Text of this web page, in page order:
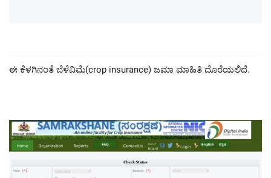
ಈ ಕೆಳಗಿನಂತೆ ಬೆಳೆವಿಮೆ(crop insurance) ಜಮಾ ಮಾಹಿತಿ ದೊರೆಯಲಿದೆ.